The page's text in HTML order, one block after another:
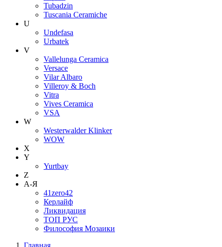
Tubadzin
Tuscania Ceramiche
U
Undefasa
Urbatek
V
Vallelunga Ceramica
Versace
Vilar Albaro
Villeroy & Boch
Vitra
Vives Ceramica
VSA
W
Westerwalder Klinker
WOW
X
Y
Yurtbay
Z
А-Я
41zero42
Керлайф
Ликвидация
ТОП РУС
Философия Мозаики
Главная